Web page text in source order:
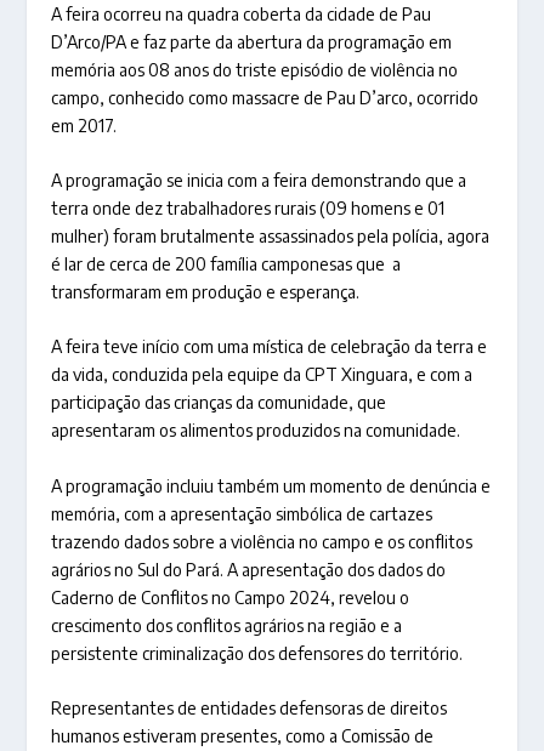
A feira ocorreu na quadra coberta da cidade de Pau
D’Arco/PA e faz parte da abertura da programação em
memória aos 08 anos do triste episódio de violência no
campo, conhecido como massacre de Pau D’arco, ocorrido
em 2017.
A programação se inicia com a feira demonstrando que a
terra onde dez trabalhadores rurais (09 homens e 01
mulher) foram brutalmente assassinados pela polícia, agora
é lar de cerca de 200 família camponesas que a
transformaram em produção e esperança.
A feira teve início com uma mística de celebração da terra e
da vida, conduzida pela equipe da CPT Xinguara, e com a
participação das crianças da comunidade, que
apresentaram os alimentos produzidos na comunidade.
A programação incluiu também um momento de denúncia e
memória, com a apresentação simbólica de cartazes
trazendo dados sobre a violência no campo e os conflitos
agrários no Sul do Pará. A apresentação dos dados do
Caderno de Conflitos no Campo 2024, revelou o
crescimento dos conflitos agrários na região e a
persistente criminalização dos defensores do território.
Representantes de entidades defensoras de direitos
humanos estiveram presentes, como a Comissão de